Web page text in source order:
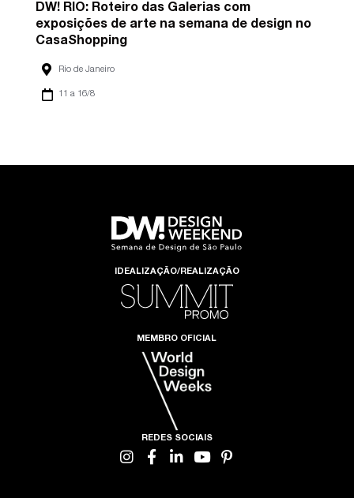
DW! RIO: Roteiro das Galerias com
exposições de arte na semana de design no
CasaShopping
Rio de Janeiro
11 a 16/8
IDEALIZAÇÃO/REALIZAÇÃO
MEMBRO OFICIAL
REDES SOCIAIS